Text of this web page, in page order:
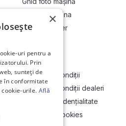
Vinde-ți mașina
Devino dealer
Compania
Termeni și condiții
Termeni și condiții dealeri
Politică confidențialitate
Politica de cookies
×
uri pentru a
Prin
sunteți de
în conformitate
urile. Află